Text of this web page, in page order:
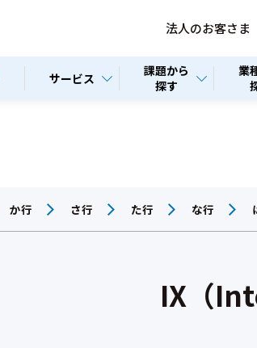
法人のお客さま
サービス
課題から
探す
業
か行 さ行 た行 な行
IX（